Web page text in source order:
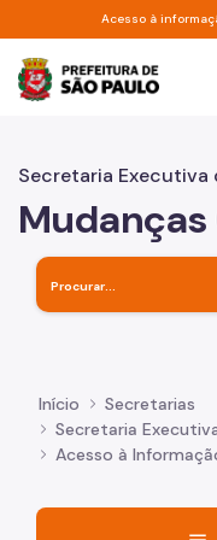
Pular para oAcesso à
Prefeitura
Secretaria Executiva
Início
Secretarias
Secretaria
Acesso à